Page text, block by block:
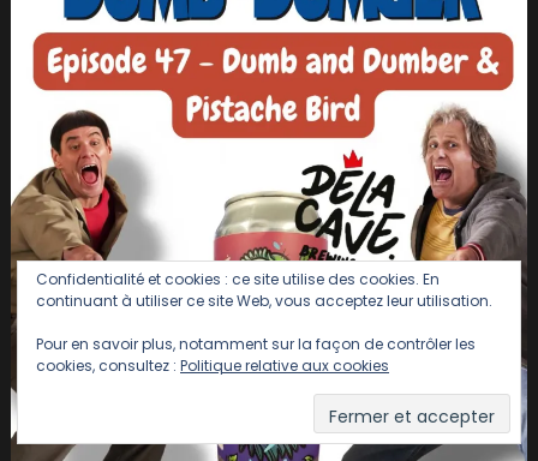
Confidentialité et cookies : ce site utilise des cookies. En
continuant à utiliser ce site Web, vous acceptez leur utilisation.
Pour en savoir plus, notamment sur la façon de contrôler les
cookies, consultez : Politique relative aux cookies